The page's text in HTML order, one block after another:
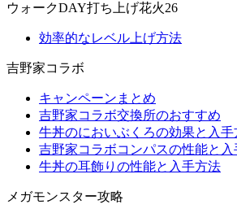
ウォークDAY打ち上げ花火26
効率的なレベル上げ方法
吉野家コラボ
キャンペーンまとめ
吉野家コラボ交換所のおすすめ
牛丼のにおいぶくろの効果と入手
吉野家コラボコンパスの性能と入
牛丼の耳飾りの性能と入手方法
メガモンスター攻略